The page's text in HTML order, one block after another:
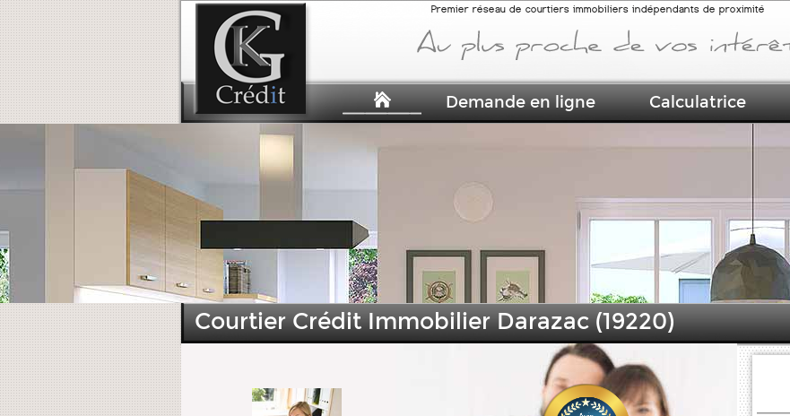
Courtier Crédit Immobilier Darazac (19220)
Premier réseau de courtiers immobiliers indépendants de proximité
Demande en ligne Calculatrice